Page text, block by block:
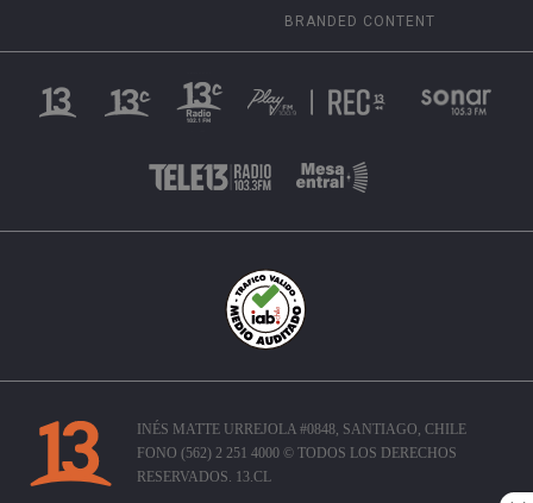
BRANDED CONTENT
INÉS MATTE URREJOLA #0848, SANTIAGO, CHILE
FONO (562) 2 251 4000 © TODOS LOS DERECHOS
RESERVADOS. 13.CL